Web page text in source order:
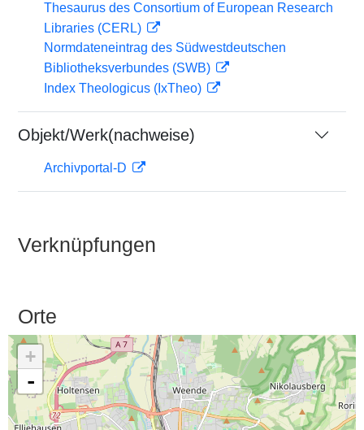
Thesaurus des Consortium of European Research
Libraries (CERL)
Normdateneintrag des Südwestdeutschen
Bibliotheksverbundes (SWB)
Index Theologicus (IxTheo)
Objekt/Werk(nachweise)
Archivportal-D
Verknüpfungen
Orte
+
-